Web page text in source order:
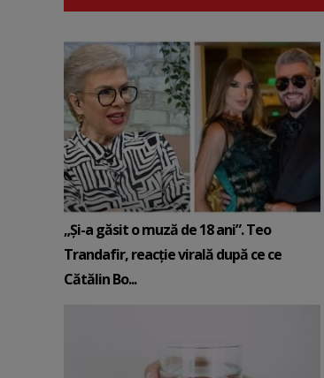
„Și-a găsit o muză de 18 ani”. Teo
Trandafir, reacție virală după ce ce
Cătălin Bo...